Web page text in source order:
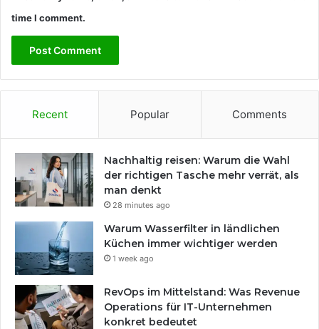
time I comment.
Recent Popular Comments
Nachhaltig reisen: Warum die Wahl
der richtigen Tasche mehr verrät, als
man denkt
28 minutes ago
Warum Wasserfilter in ländlichen
Küchen immer wichtiger werden
1 week ago
RevOps im Mittelstand: Was Revenue
Operations für IT-Unternehmen
konkret bedeutet